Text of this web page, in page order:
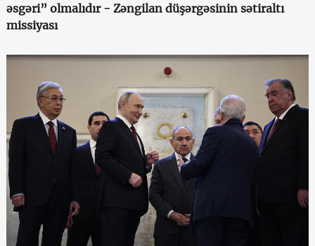
əsgəri” olmalıdır - Zəngilan düşərgəsinin sətiraltı
missiyası